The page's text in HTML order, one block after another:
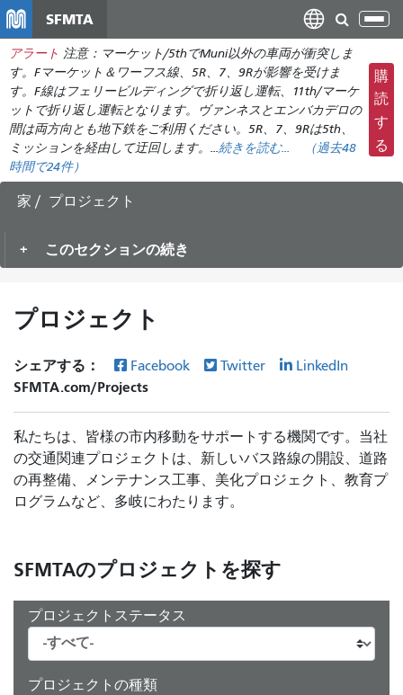
ン
コ
ン
テ
に
SFMTA
ナ
ゲ
ー
シ
ョ
ン
の
え
アラート 注意：マーケット/5thでMuni以外の車両が衝突しま
す。Fマーケット＆ワーフス線、5R、7、9Rが影響を受けま
す。F線はフェリービルディングで折り返し運転、11th/マーケ
ットで折り返し運転となります。ヴァンネスとエンバカデロの
間は両方向とも地下鉄をご利用ください。5R、7、9Rは5th、
ミッションを経由して迂回します。...続きを読む... （過去48
時間で24件）
購
読
す
る
家 プロジェクト
このセクションの続き
プロジェクト
シェアする： Facebook Twitter LinkedIn
SFMTA.com/Projects
私たちは、皆様の市内移動をサポートする機関です。当社
の交通関連プロジェクトは、新しいバス路線の開設、道路
の再整備、メンテナンス工事、美化プロジェクト、教育プ
ログラムなど、多岐にわたります。
SFMTAのプロジェクトを探す
プロジェクトステータス
プロジェクトの種類